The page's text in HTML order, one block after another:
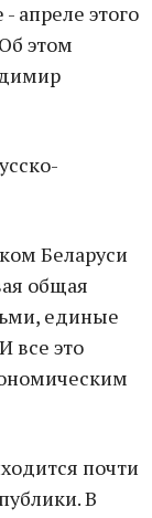
апреле этого
этом
Беларуси
общая
единые
все это
почти
В